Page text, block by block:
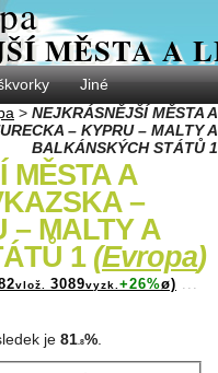
MĚSTA A
Jiné
> NEJKRÁSNĚJŠÍ MĚSTA A
– KYPRU – MALTY A
BALKÁNSKÝCH STÁTŮ 1
MĚSTA A
–
– MALTY A
1 (Evropa)
vlož. 3089vyzk. +26%ø) ...
je 81 .8%